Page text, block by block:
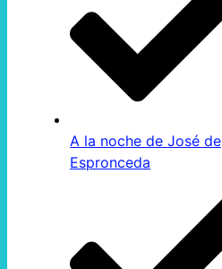
A la noche de José de
Espronceda